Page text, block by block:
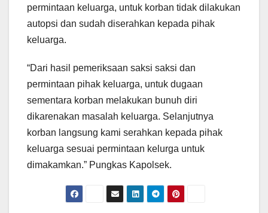
permintaan keluarga, untuk korban tidak dilakukan
autopsi dan sudah diserahkan kepada pihak
keluarga.
“Dari hasil pemeriksaan saksi saksi dan
permintaan pihak keluarga, untuk dugaan
sementara korban melakukan bunuh diri
dikarenakan masalah keluarga. Selanjutnya
korban langsung kami serahkan kepada pihak
keluarga sesuai permintaan kelurga untuk
dimakamkan.” Pungkas Kapolsek.